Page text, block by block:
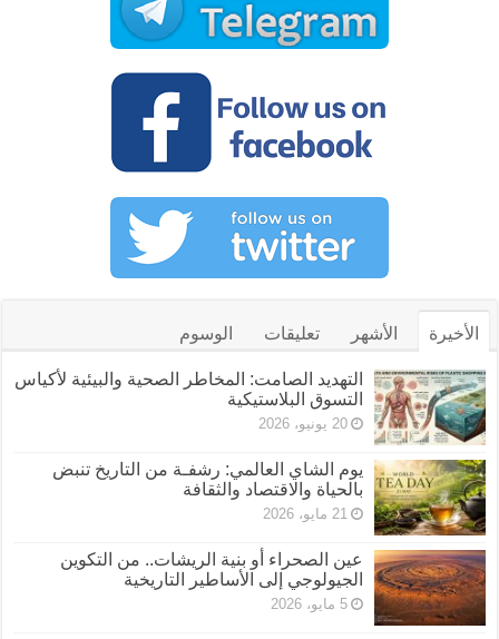
الأخيرة الأشهر تعليقات الوسوم
التهديد الصامت: المخاطر الصحية والبيئية لأكياس
التسوق البلاستيكية
20 يونيو، 2026
يوم الشاي العالمي: رشفـة من التاريخ تنبض
بالحياة والاقتصاد والثقافة
21 مايو، 2026
عين الصحراء أو بنية الريشات.. من التكوين
الجيولوجي إلى الأساطير التاريخية
5 مايو، 2026